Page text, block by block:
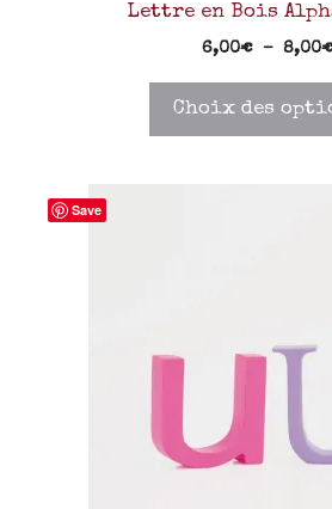
Lettre en Bois
6,00€ – 8,00
Choix des
Save